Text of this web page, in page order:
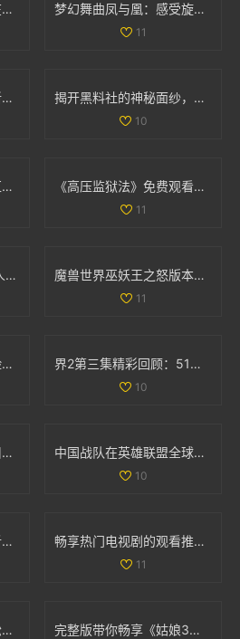
《乐可》漫画全集免费在线阅读，畅享精彩剧情与精彩角色 梦幻舞曲凤与凰：感受旋律中的古典与现代交融
11
青山环绕小溪流湿润清新无泥恼人的田园景象 揭开黑料社的神秘面纱，探讨其背后的真相与影响
10
透明塑料笔刷批发信息汇总及价格优惠来源分析 《高压监狱法》免费观看，揭示法律与人性的深刻较量
11
探索Python编程语言在人与动物行为模拟中的应用与实践 魔兽世界巫妖王之怒版本最受欢迎职业全面分析与推荐
11
探秘两扇神秘之门的惊险视频体验与背后故事 界2第三集精彩回顾：51秒视频带你领略剧情高潮时刻
10
花荫露第十七回：感情纠葛与命运交错的奇妙旅程 中国战队在英雄联盟全球总决赛中的表现与名单分析
10
探索数字世界：深度解析35与дода的奇妙结合 畅享热门电视剧的观看推荐，77777免费观看尽在其中
11
快手点赞服务推广：轻松获取双重点赞的自助平台指南 完整版带你畅享《姑娘3》精彩剧情与国语配音全纪录